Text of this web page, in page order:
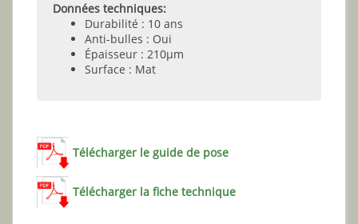
Données techniques:
Durabilité : 10 ans
Anti-bulles : Oui
Épaisseur : 210µm
Surface : Mat
Télécharger le guide de pose
Télécharger la fiche technique